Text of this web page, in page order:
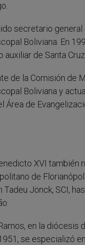
secretario general
Boliviana. En
auxiliar de Santa
de la Comisión de
Boliviana y
Área de
XVI también
de
Jönck, SCI,
en la diócesis
se especializó